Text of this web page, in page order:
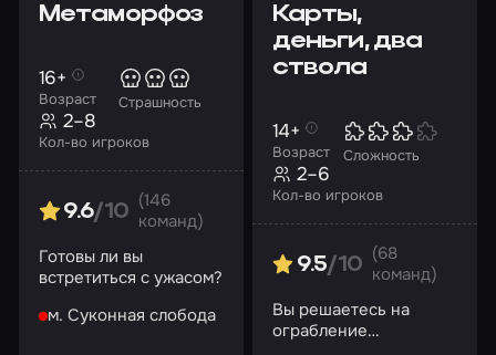
Метаморфоз
Возраст
16+
Страшность
Кол-во игроков
2–8
9.6/10
(146
команд)
Готовы ли вы
встретиться с ужасом?
м. Суконная слобода
Карты,
деньги, два
ствола
Возраст
14+
Сложность
Кол-во игроков
2–6
9.5/10
(68
команд)
Вы решаетесь на
ограбление